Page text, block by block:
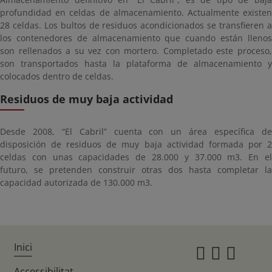
profundidad en celdas de almacenamiento. Actualmente existen
28 celdas. Los bultos de residuos acondicionados se transfieren a
los contenedores de almacenamiento que cuando están llenos
son rellenados a su vez con mortero. Completado este proceso,
son transportados hasta la plataforma de almacenamiento y
colocados dentro de celdas.
Residuos de muy baja actividad
Desde 2008, “El Cabril” cuenta con un área específica de
disposición de residuos de muy baja actividad formada por 2
celdas con unas capacidades de 28.000 y 37.000 m3. En el
futuro, se pretenden construir otras dos hasta completar la
capacidad autorizada de 130.000 m3.
Inici